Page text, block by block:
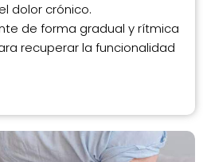
dolor crónico.
de forma gradual y rítmica
recuperar la funcionalidad